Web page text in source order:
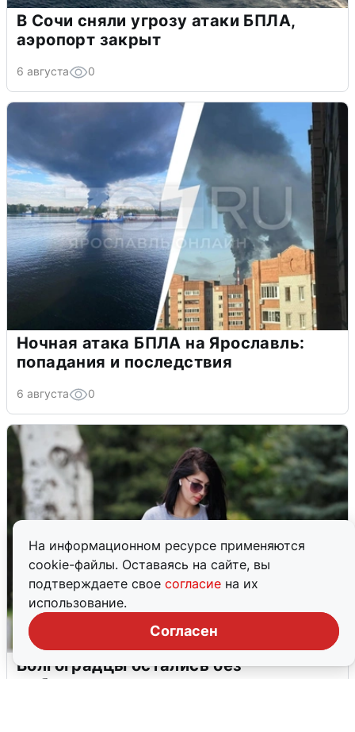
На информационном ресурсе применяются
cookie-файлы. Оставаясь на сайте, вы
подтверждаете свое согласие на их
использование.
Согласен
В Сочи сняли угрозу атаки БПЛА,
аэропорт закрыт
6 августа 0
Ночная атака БПЛА на Ярославль:
попадания и последствия
6 августа 0
Волгоградцы остались без
мобильного интернета